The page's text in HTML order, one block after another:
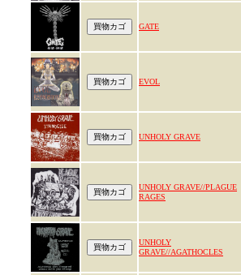
GATE
EVOL
UNHOLY GRAVE
UNHOLY GRAVE//PLAGUE
RAGES
UNHOLY
GRAVE//AGATHOCLES